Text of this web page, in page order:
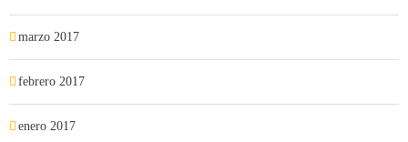
marzo 2017
febrero 2017
enero 2017